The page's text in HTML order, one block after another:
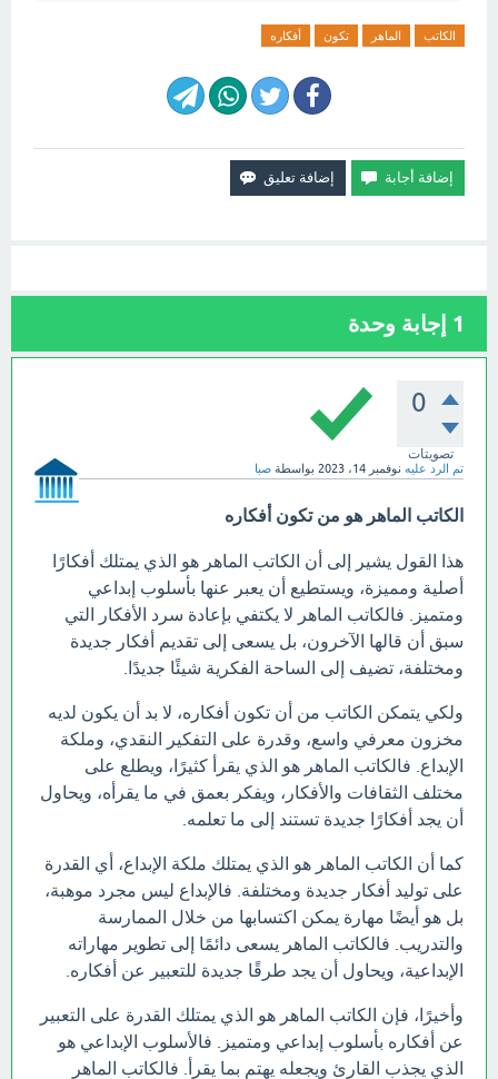
الكاتب الماهر تكون أفكاره
1 إجابة وحدة
0
تصويتات
تم الرد عليه نوفمبر 14، 2023 بواسطة صبا
الكاتب الماهر هو من تكون أفكاره
هذا القول يشير إلى أن الكاتب الماهر هو الذي يمتلك أفكارًا
أصلية ومميزة، ويستطيع أن يعبر عنها بأسلوب إبداعي
ومتميز. فالكاتب الماهر لا يكتفي بإعادة سرد الأفكار التي
سبق أن قالها الآخرون، بل يسعى إلى تقديم أفكار جديدة
ومختلفة، تضيف إلى الساحة الفكرية شيئًا جديدًا.
ولكي يتمكن الكاتب من أن تكون أفكاره، لا بد أن يكون لديه
مخزون معرفي واسع، وقدرة على التفكير النقدي، وملكة
الإبداع. فالكاتب الماهر هو الذي يقرأ كثيرًا، ويطلع على
مختلف الثقافات والأفكار، ويفكر بعمق في ما يقرأه، ويحاول
أن يجد أفكارًا جديدة تستند إلى ما تعلمه.
كما أن الكاتب الماهر هو الذي يمتلك ملكة الإبداع، أي القدرة
على توليد أفكار جديدة ومختلفة. فالإبداع ليس مجرد موهبة،
بل هو أيضًا مهارة يمكن اكتسابها من خلال الممارسة
والتدريب. فالكاتب الماهر يسعى دائمًا إلى تطوير مهاراته
الإبداعية، ويحاول أن يجد طرقًا جديدة للتعبير عن أفكاره.
وأخيرًا، فإن الكاتب الماهر هو الذي يمتلك القدرة على التعبير
عن أفكاره بأسلوب إبداعي ومتميز. فالأسلوب الإبداعي هو
الذي يجذب القارئ ويجعله يهتم بما يقرأ. فالكاتب الماهر